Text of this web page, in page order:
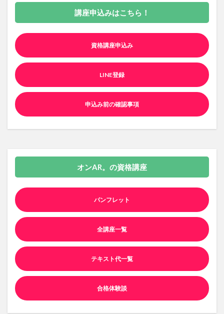
講座申込みはこちら！
資格講座申込み
LINE登録
申込み前の確認事項
オンAR。の資格講座
パンフレット
全講座一覧
テキスト代一覧
合格体験談